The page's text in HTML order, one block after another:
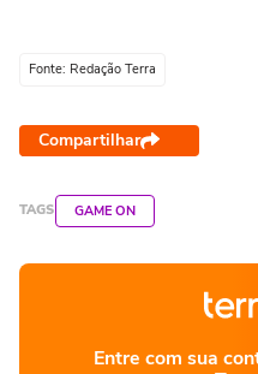
Fonte: Redação Terra
Compartilhar
TAGS GAME ON
Entre com sua